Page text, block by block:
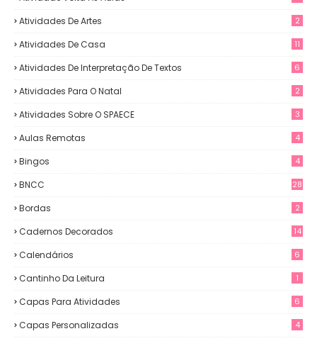
Atividades De Artes 2
Atividades De Casa 11
Atividades De Interpretação De Textos 6
Atividades Para O Natal 2
Atividades Sobre O SPAECE 3
Aulas Remotas 4
Bingos 4
BNCC 28
Bordas 2
Cadernos Decorados 14
Calendários 6
Cantinho Da Leitura 1
Capas Para Atividades 6
Capas Personalizadas 4